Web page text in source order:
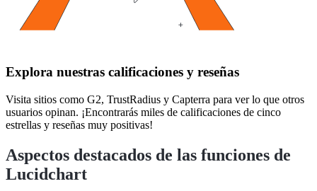
Explora nuestras calificaciones y reseñas
Visita sitios como G2, TrustRadius y Capterra para ver lo que otros
usuarios opinan. ¡Encontrarás miles de calificaciones de cinco
estrellas y reseñas muy positivas!
Aspectos destacados de las funciones de
Lucidchart